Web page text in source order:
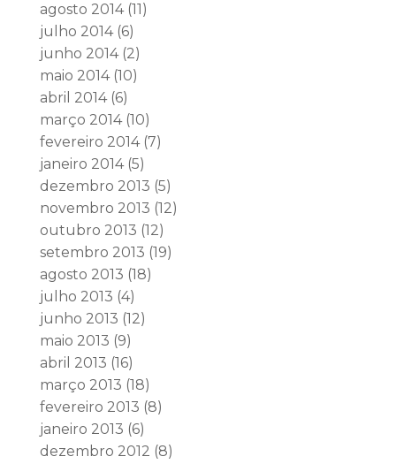
agosto 2014(11)
julho 2014(6)
junho 2014(2)
maio 2014(10)
abril 2014(6)
março 2014(10)
fevereiro 2014(7)
janeiro 2014(5)
dezembro 2013 (5)
novembro 2013 (12)
outubro 2013 (12)
setembro 2013 (19)
agosto 2013 (18)
julho 2013 (4)
junho 2013 (12)
maio 2013 (9)
abril 2013 (16)
março 2013 (18)
fevereiro 2013 (8)
janeiro 2013 (6)
dezembro 2012 (8)